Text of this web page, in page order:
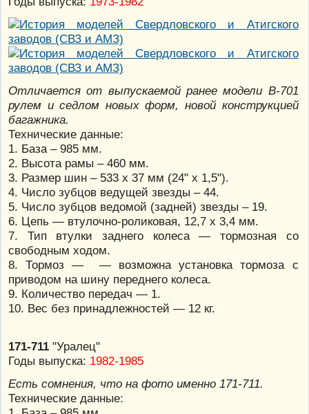
Отличается от выпускаемой ранее модели В-701
рулем и седлом новых форм, новой конструкцией
багажника.
Технические данные:
1. База – 985 мм.
2. Высота рамы – 460 мм.
3. Размер шин – 533 х 37 мм (24" х 1,5").
4. Число зубцов ведущей звезды – 44.
5. Число зубцов ведомой (задней) звезды – 19.
6. Цепь — втулочно-роликовая, 12,7 х 3,4 мм.
7. Тип втулки заднего колеса — тормозная со
свободным ходом.
8. Тормоз — — возможна установка тормоза с
приводом на шину переднего колеса.
9. Количество передач — 1.
10. Вес без принадлежностей — 12 кг.
171-711 "Уралец"
Годы выпуска: 1982-1985
Есть сомнения, что на фото именно 171-711.
Технические данные: